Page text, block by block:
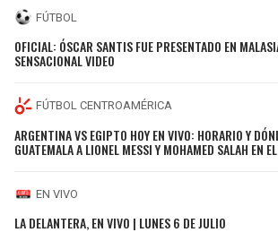
FÚTBOL
OFICIAL: ÓSCAR SANTIS FUE PRESENTADO EN
SENSACIONAL VIDEO
FÚTBOL CENTROAMÉRICA
ARGENTINA VS EGIPTO HOY EN VIVO: HORARIO Y
GUATEMALA A LIONEL MESSI Y MOHAMED SALAH EN
EN VIVO
LA DELANTERA, EN VIVO | LUNES 6 DE JULIO